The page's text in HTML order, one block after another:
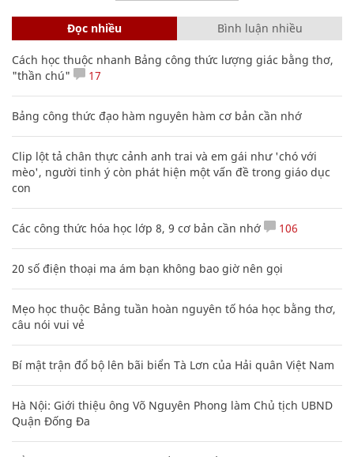
Đọc nhiều Bình luận nhiều
Cách học thuộc nhanh Bảng công thức lượng giác bằng thơ,
"thần chú"
17
Bảng công thức đạo hàm nguyên hàm cơ bản cần nhớ
Clip lột tả chân thực cảnh anh trai và em gái như 'chó với
mèo', người tinh ý còn phát hiện một vấn đề trong giáo dục
con
Các công thức hóa học lớp 8, 9 cơ bản cần nhớ 106
20 số điện thoại ma ám bạn không bao giờ nên gọi
Mẹo học thuộc Bảng tuần hoàn nguyên tố hóa học bằng thơ,
câu nói vui vẻ
Bí mật trận đổ bộ lên bãi biển Tà Lơn của Hải quân Việt Nam
Hà Nội: Giới thiệu ông Võ Nguyên Phong làm Chủ tịch UBND
Quận Đống Đa